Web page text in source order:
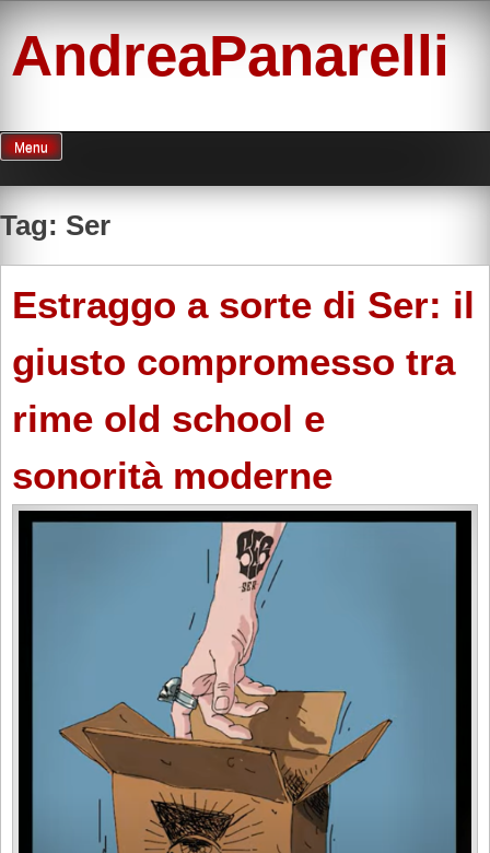
content
AndreaPanarelli
Menu
Tag: Ser
Estraggo a sorte di Ser: il
giusto compromesso tra
rime old school e
sonorità moderne